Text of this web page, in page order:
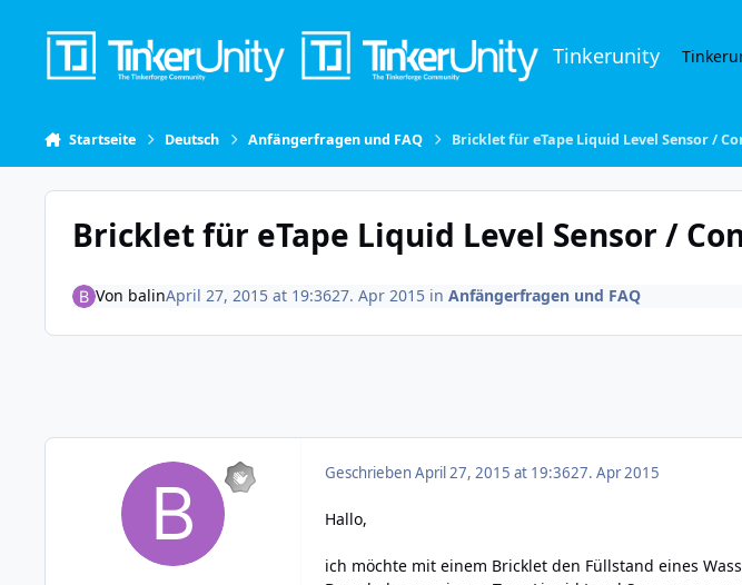
Tinkerunity
Startseite Deutsch Anfängerfragen und FAQ Bricklet für eTape Liquid Level Sensor /
Bricklet für eTape Liquid Level Sensor /
Von balinApril 27, 2015 at 19:3627. Apr 2015in Anfängerfragen und FAQ
GeschriebenApril 27, 2015 at 19:3627. Apr 2015
Hallo,
ich möchte mit einem Bricklet den Füllstand eines